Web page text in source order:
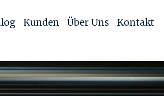
Kunden Über Uns Kontakt